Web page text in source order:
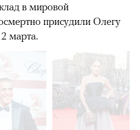
в мировой
присудили Олегу
марта.